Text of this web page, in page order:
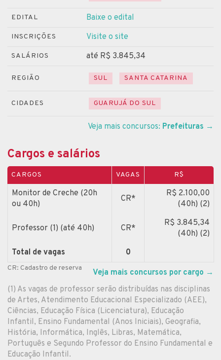
EDITAL Baixe o edital
INSCRIÇÕES Visite o site
SALÁRIOS até R$ 3.845,34
REGIÃO SUL SANTA CATARINA
CIDADES GUARUJÁ DO SUL
Veja mais concursos: Prefeituras →
Cargos e salários
CARGOS VAGAS R$
Monitor de Creche (20h
ou 40h)
CR*
R$ 2.100,00
(40h) (2)
Professor (1) (até 40h) CR*
R$ 3.845,34
(40h) (2)
Total de vagas
0
CR: Cadastro de reserva Veja mais concursos por cargo →
(1) As vagas de professor serão distribuídas nas disciplinas
de Artes, Atendimento Educacional Especializado (AEE),
Ciências, Educação Física (Licenciatura), Educação
Infantil, Ensino Fundamental (Anos Iniciais), Geografia,
História, Informática, Inglês, Libras, Matemática,
Português e Segundo Professor do Ensino Fundamental e
Educação Infantil.